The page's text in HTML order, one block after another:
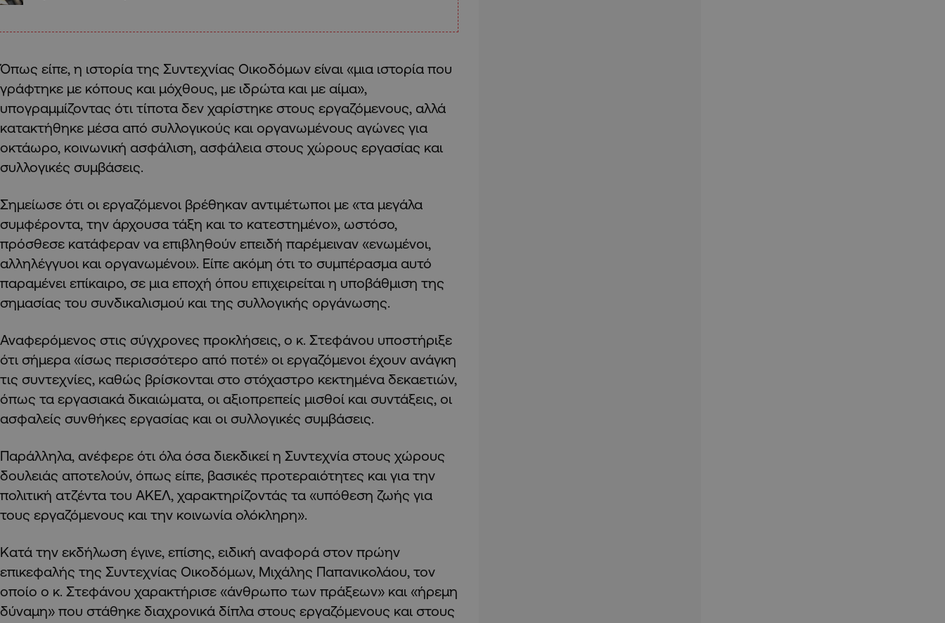
Όπως είπε, η ιστορία της Συντεχνίας Οικοδόμων είναι «μια ιστορία που
γράφτηκε με κόπους και μόχθους, με ιδρώτα και με αίμα»,
υπογραμμίζοντας ότι τίποτα δεν χαρίστηκε στους εργαζόμενους, αλλά
κατακτήθηκε μέσα από συλλογικούς και οργανωμένους αγώνες για
οκτάωρο, κοινωνική ασφάλιση, ασφάλεια στους χώρους εργασίας και
συλλογικές συμβάσεις.
Σημείωσε ότι οι εργαζόμενοι βρέθηκαν αντιμέτωποι με «τα μεγάλα
συμφέροντα, την άρχουσα τάξη και το κατεστημένο», ωστόσο,
πρόσθεσε κατάφεραν να επιβληθούν επειδή παρέμειναν «ενωμένοι,
αλληλέγγυοι και οργανωμένοι». Είπε ακόμη ότι το συμπέρασμα αυτό
παραμένει επίκαιρο, σε μια εποχή όπου επιχειρείται η υποβάθμιση της
σημασίας του συνδικαλισμού και της συλλογικής οργάνωσης.
Αναφερόμενος στις σύγχρονες προκλήσεις, ο κ. Στεφάνου υποστήριξε
ότι σήμερα «ίσως περισσότερο από ποτέ» οι εργαζόμενοι έχουν ανάγκη
τις συντεχνίες, καθώς βρίσκονται στο στόχαστρο κεκτημένα δεκαετιών,
όπως τα εργασιακά δικαιώματα, οι αξιοπρεπείς μισθοί και συντάξεις, οι
ασφαλείς συνθήκες εργασίας και οι συλλογικές συμβάσεις.
Παράλληλα, ανέφερε ότι όλα όσα διεκδικεί η Συντεχνία στους χώρους
δουλειάς αποτελούν, όπως είπε, βασικές προτεραιότητες και για την
πολιτική ατζέντα του ΑΚΕΛ, χαρακτηρίζοντάς τα «υπόθεση ζωής για
τους εργαζόμενους και την κοινωνία ολόκληρη».
Κατά την εκδήλωση έγινε, επίσης, ειδική αναφορά στον πρώην
επικεφαλής της Συντεχνίας Οικοδόμων, Μιχάλης Παπανικολάου, τον
οποίο ο κ. Στεφάνου χαρακτήρισε «άνθρωπο των πράξεων» και «ήρεμη
δύναμη» που στάθηκε διαχρονικά δίπλα στους εργαζόμενους και στους